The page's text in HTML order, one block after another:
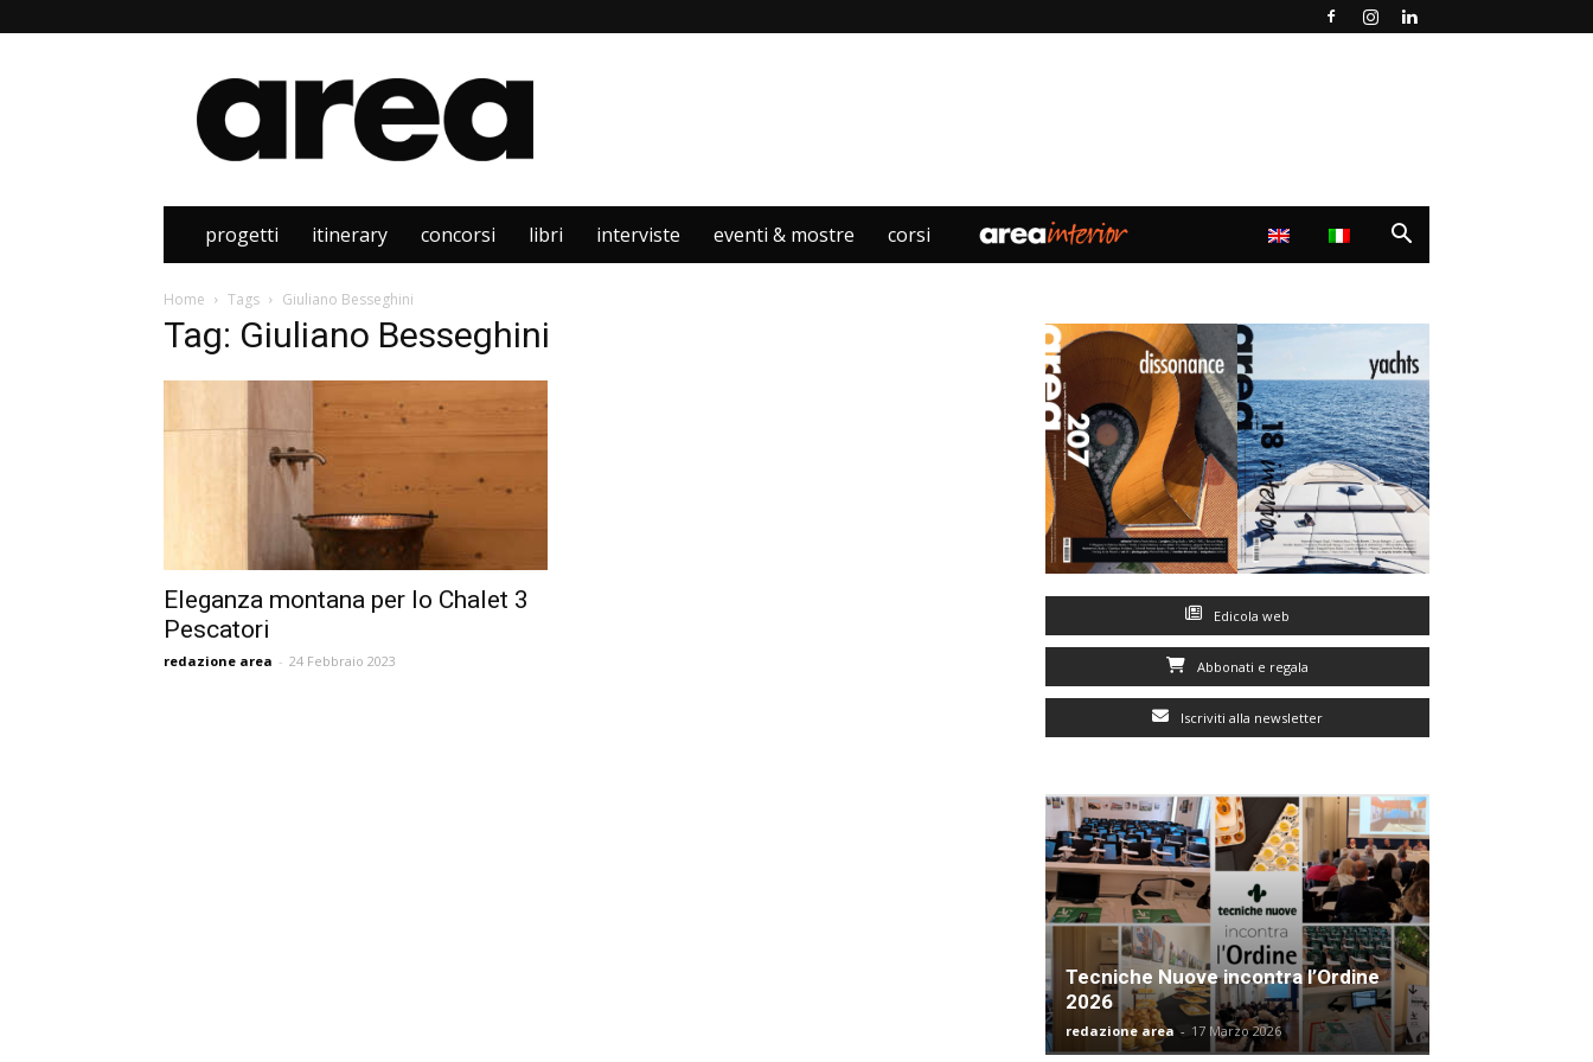
Area
progetti itinerary concorsi libri interviste eventi & mostre corsi
Home Tags Giuliano Besseghini
Tag: Giuliano Besseghini
Eleganza montana per lo Chalet 3
Pescatori
redazione area - 24 Febbraio 2023
Edicola web
Abbonati e regala
Iscriviti alla newsletter
Tecniche Nuove incontra l’Ordine
2026
redazione area - 17 Marzo 2026